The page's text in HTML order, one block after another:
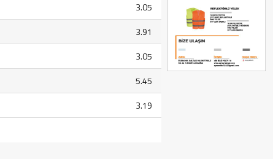
3.05
3.91
3.05
5.45
3.19